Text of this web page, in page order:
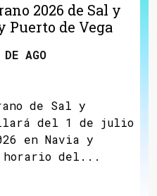
2026 de Sal y
Puerto de Vega
AGO
de Sal y
del 1 de julio
en Navia y
horario del...